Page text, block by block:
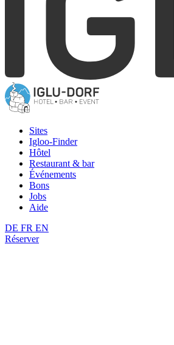
Sites
Igloo-Finder
Hôtel
Restaurant & bar
Événements
Bons
Jobs
Aide
DE FR EN
Réserver